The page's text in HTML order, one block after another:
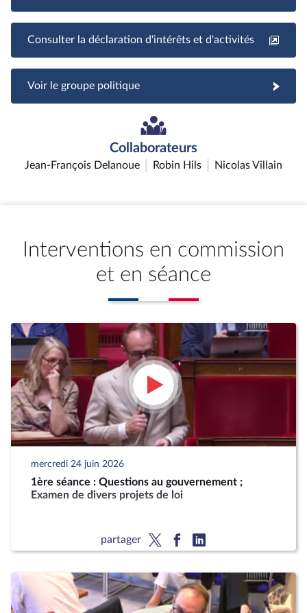
Consulter la déclaration d'intérêts et d'activités
Voir le groupe politique
Collaborateurs
Jean-François Delanoue Robin Hils Nicolas Villain
Interventions en commission
et en séance
mercredi 24 juin 2026
1ère séance : Questions au gouvernement ;
Examen de divers projets de loi
partager